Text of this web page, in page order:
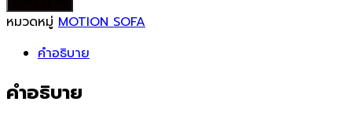
หมวดหมู่ MOTION SOFA
คำอธิบาย
คำอธิบาย